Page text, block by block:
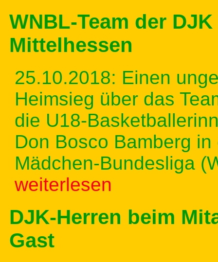
WNBL-Team der
Mittelhessen
25.10.2018: Einen
Heimsieg über das
die U18-
Don Bosco Bamberg
Mädchen-Bundesliga
weiterlesen
DJK-Herren beim
Gast